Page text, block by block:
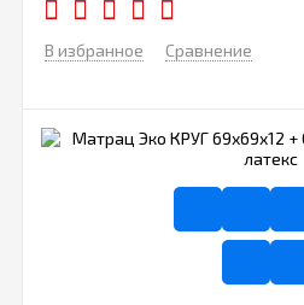
В избранное Сравнение